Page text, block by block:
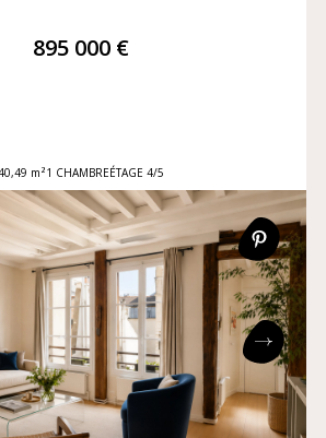
895 000 €
m²1 CHAMBREÉTAGE 4/5